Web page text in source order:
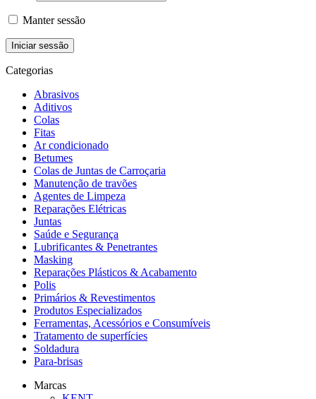
Manter sessão
Categorias
Abrasivos
Aditivos
Colas
Fitas
Ar condicionado
Betumes
Colas de Juntas de Carroçaria
Manutenção de travões
Agentes de Limpeza
Reparações Elétricas
Juntas
Saúde e Segurança
Lubrificantes & Penetrantes
Masking
Reparações Plásticos & Acabamento
Polis
Primários & Revestimentos
Produtos Especializados
Ferramentas, Acessórios e Consumíveis
Tratamento de superfícies
Soldadura
Para-brisas
Marcas